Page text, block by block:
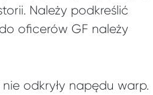
Należy podkreślić
oficerów GF należy
odkryły napędu warp.